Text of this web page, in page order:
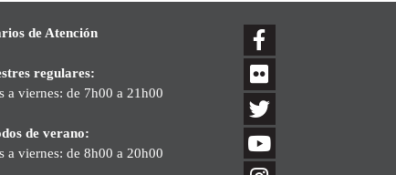
de Atención
regulares:
a viernes: de 7h00 a 21h00
de verano:
a viernes: de 8h00 a 20h00